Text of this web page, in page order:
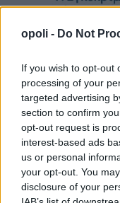
opoli - Do Not
If you wish to opt-out
processing of your
targeted advertising
section to confirm
opt-out request is
interest-based ads
us or personal
your opt-out. You
disclosure of your